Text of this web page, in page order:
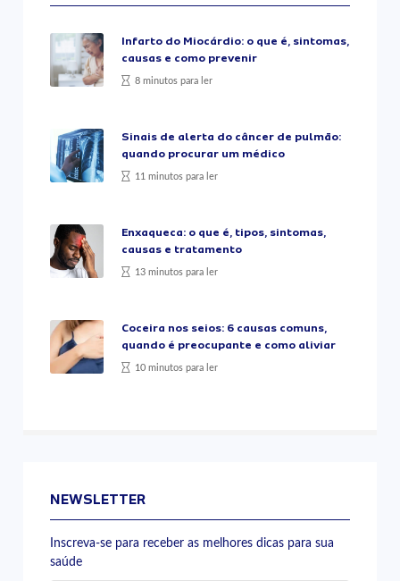
Infarto do Miocárdio: o que é, sintomas,
causas e como prevenir
8 minutos para ler
Sinais de alerta do câncer de pulmão:
quando procurar um médico
11 minutos para ler
Enxaqueca: o que é, tipos, sintomas,
causas e tratamento
13 minutos para ler
Coceira nos seios: 6 causas comuns,
quando é preocupante e como aliviar
10 minutos para ler
NEWSLETTER
Inscreva-se para receber as melhores dicas para sua
saúde